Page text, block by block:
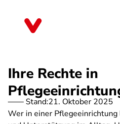
Ihre Rechte in
Stand:21. Oktober 2025
Wer in einer